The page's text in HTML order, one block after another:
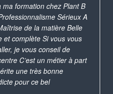
formation chez Plant B
Sérieux A
de la matière Belle
et complète Si vous vous
je vous conseil de
C’est un métier à part
une très bonne
pour ce bel